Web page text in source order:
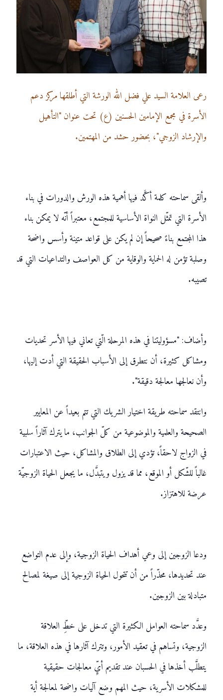
رعى العلامة السيد علي فضل الله الورشة التي أطلقها مركز دعم
الأسرة في مجمع الإمامين الحسنين (ع) تحت عنوان "التأهيل
والإرشاد الزوجي"، بحضور حشد من المهتمين.
وألقى سماحته كلمة أكَّد فيها أهمية هذه الورش والدورات في بناء
الأسرة التي تمثّل النواة الأساسية للمجتمع، معتبراً أنّه لا يمكن بناء
هذا المجتمع بناءً صحيحاً إن لم يكن على قواعد متينة وأسس واضحة
وصلبة تؤمن له الحماية والوقاية من كل العواصف والتداعيات التي قد
تصيبه.
وأضاف: "مسؤوليتنا في هذه المرحلة الّتي تعاني فيها الأسر تحديات
ومشاكل كثيرة، أن نتطرق إلى الأسباب الحقيقة التي أدت إليها،
وأن نعالجها معالجة دقيقة".
وانتقد سماحته طريقة اختيار الشريك التي تتم بعيداً عن المعايير
الصحيحة والعلمية والموضوعية من كلّ الجوانب، ما يترك آثاراً سلبية
في الزواج لاحقاً، تؤدي إلى الطلاق والمشاكل، حيث الاعتبارات
غالباً للشّكل أو الموقع، مما قد يزول ويتبدَّل، ما يجعل الحياة الزوجيّة
عرضة للاهتزاز.
ودعا الزوجين إلى وعي أهداف الحياة الزوجية، وإلى عدم التواضع
عند تحديدها، محذّراً من أن تتحول الحياة الزوجية إلى صيغة لمصالح
متبادلة بين الزوجين.
وعدَّد سماحته العوامل الكثيرة التي تدخل على خطِّ العلاقة
الزوجية، وتساهم في تعقيد الأمور، وتترك آثارها في هذه العلاقة، ما
يتطلَّب أخذها في الحسبان عند تقديم أيِّ معالجات حقيقية
للمشكلات الأسرية، حيث المهم وضع آليات واضحة لمعالجة أية